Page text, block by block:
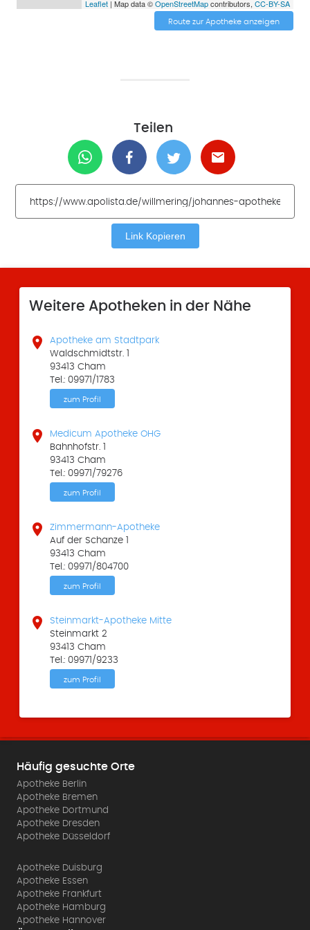
Leaflet| Map data ©OpenStreetMapcontributors, CC-BY-SA
Route zur Apotheke anzeigen
Teilen
Link Kopieren
Weitere Apotheken in der Nähe

Apotheke am Stadtpark
Waldschmidtstr. 1
93413 Cham
Tel.: 09971/1783
zum Profil

Medicum Apotheke OHG
Bahnhofstr. 1
93413 Cham
Tel.: 09971/79276
zum Profil

Zimmermann-Apotheke
Auf der Schanze 1
93413 Cham
Tel.: 09971/804700
zum Profil

Steinmarkt-Apotheke Mitte
Steinmarkt 2
93413 Cham
Tel.: 09971/9233
zum Profil
Häufig gesuchte Orte
Apotheke Berlin
Apotheke Bremen
Apotheke Dortmund
Apotheke Dresden
Apotheke Düsseldorf
Apotheke Duisburg
Apotheke Essen
Apotheke Frankfurt
Apotheke Hamburg
Apotheke Hannover